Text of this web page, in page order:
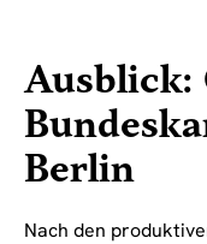
Ausblick:
Berlin
Nach den